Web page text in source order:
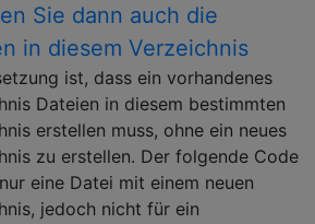
Sie dann auch die
in diesem Verzeichnis
ist, dass ein vorhandenes
Dateien in diesem bestimmten
erstellen muss, ohne ein neues
zu erstellen. Der folgende Code
eine Datei mit einem neuen
jedoch nicht für ein